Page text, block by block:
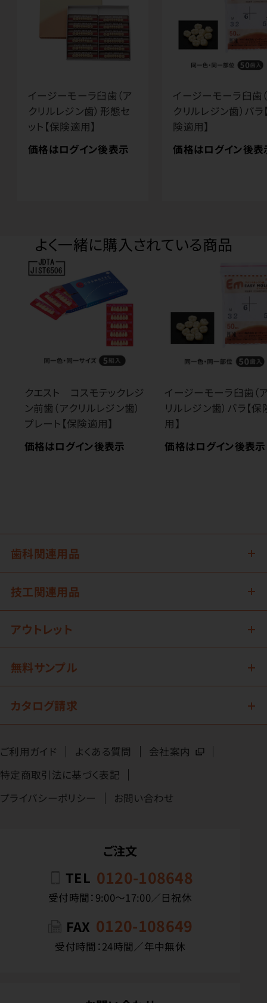
イージーモーラ臼歯（ア
クリルレジン歯）形態セ
ット【保険適用】
価格はログイン後表示
イージーモーラ臼歯
クリルレジン歯）バラ
険適用】
価格はログイン後表
よく一緒に購入されている商品
クエスト コスモテックレジ
ン前歯（アクリルレジン歯）
プレート【保険適用】
価格はログイン後表示
イージーモーラ臼歯（
リルレジン歯）バラ【
用】
価格はログイン後表示
歯科関連用品
技工関連用品
アウトレット
無料サンプル
カタログ請求
ご利用ガイド よくある質問
会社案内
特定商取引法に基づく表記
プライバシーポリシー
お問い合わせ
ご注文
TEL 0120-108648
受付時間：9:00〜17:00／日祝休
FAX 0120-108649
受付時間：24時間／年中無休